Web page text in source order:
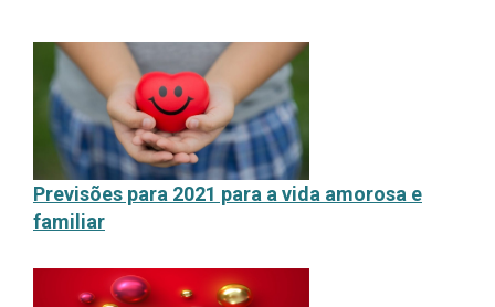
Previsões para 2021 para a vida amorosa e
familiar